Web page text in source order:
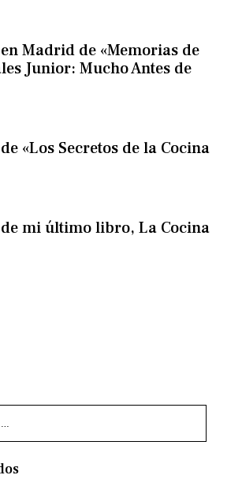
Madrid de «Memorias de
Junior: Mucho Antes de
«Los Secretos de la Cocina
mi último libro, La Cocina